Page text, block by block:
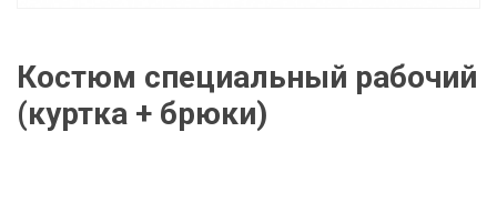
Костюм специальный рабочий
(куртка + брюки)